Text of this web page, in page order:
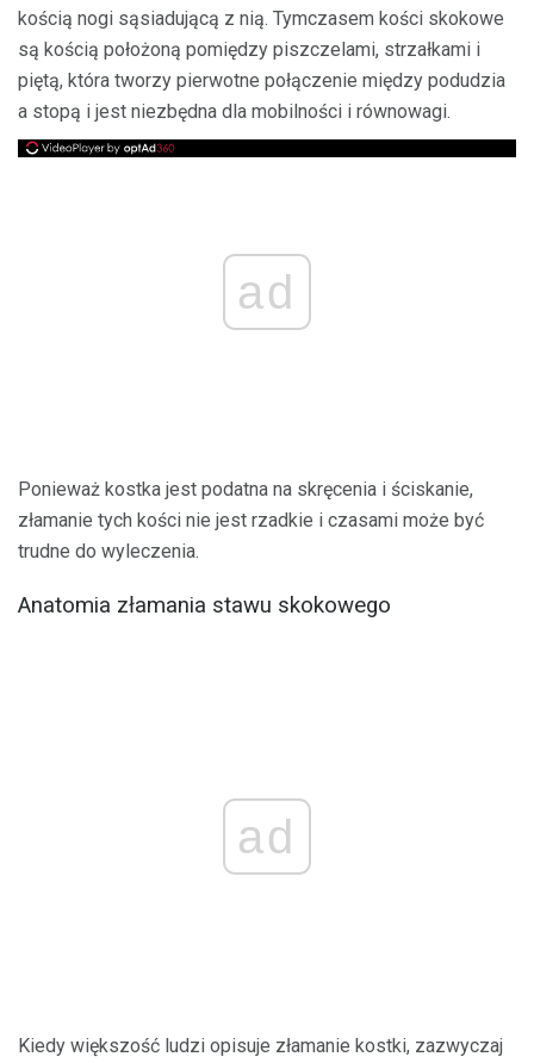
kością nogi sąsiadującą z nią. Tymczasem kości skokowe
są kością położoną pomiędzy piszczelami, strzałkami i
piętą, która tworzy pierwotne połączenie między podudzia
a stopą i jest niezbędna dla mobilności i równowagi.
ad
Ponieważ kostka jest podatna na skręcenia i ściskanie,
złamanie tych kości nie jest rzadkie i czasami może być
trudne do wyleczenia.
Anatomia złamania stawu skokowego
ad
Kiedy większość ludzi opisuje złamanie kostki, zazwyczaj